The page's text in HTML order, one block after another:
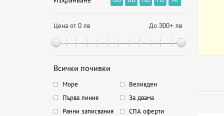
Цена от 0 лв До 300+ лв
Всички почивки
Море
Великден
Първа линия
За двама
Ранни записвания
СПА оферти